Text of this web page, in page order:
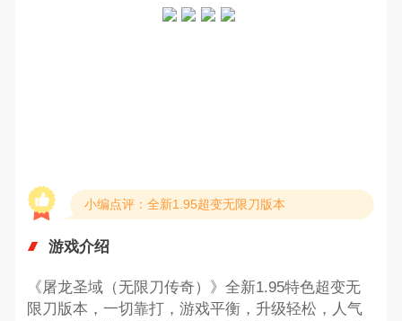
小编点评：全新1.95超变无限刀版本
游戏介绍
《屠龙圣域（无限刀传奇）》全新1.95特色超变无
限刀版本，一切靠打，游戏平衡，升级轻松，人气